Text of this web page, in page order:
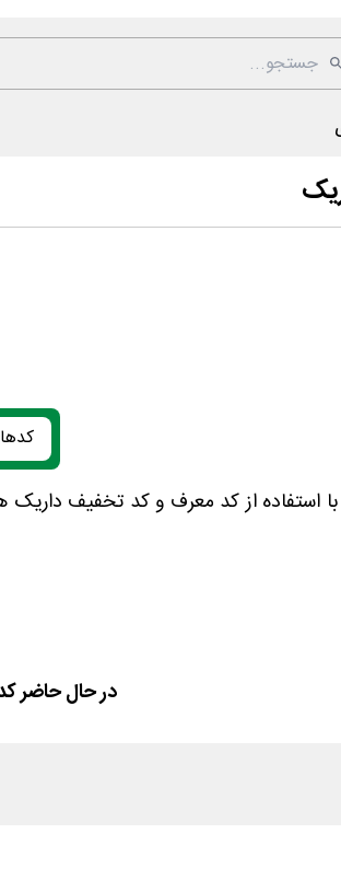
استفاده از کد معرف و کد تخفیف داریک
در حال حاضر